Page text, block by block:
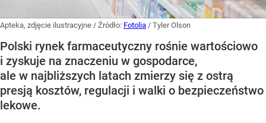
Apteka, zdjęcie ilustracyjne / Źródło: Fotolia / Tyler Olson
Polski rynek farmaceutyczny rośnie wartościowo
i zyskuje na znaczeniu w gospodarce,
ale w najbliższych latach zmierzy się z ostrą
presją kosztów, regulacji i walki o bezpieczeństwo
lekowe.